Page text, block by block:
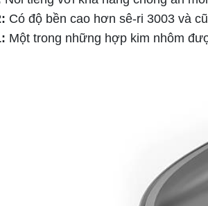
Có độ bền cao hơn sê-ri 3003 và
Một trong những hợp kim nhôm